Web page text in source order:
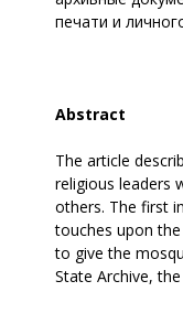
печати и
Abstract
The article
religious leaders
others. The first
touches upon
to give the
State Archive,